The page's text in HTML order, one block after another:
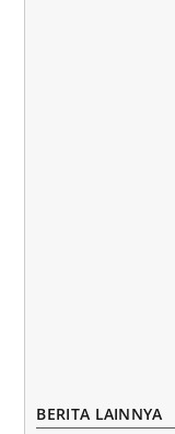
BERITA LAINNYA